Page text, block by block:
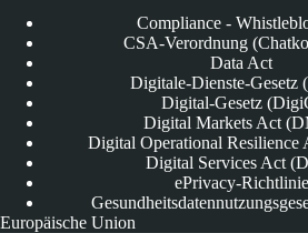
Compliance -
CSA-Verordnung
Data Act
Digitale-Dienste-Gesetz
Digital-Gesetz
Digital Markets Act
Digital Operational
Digital Services Act
ePrivacy-Richtlinie
Europäische Union